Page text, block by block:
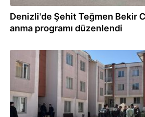
Denizli'de Şehit Teğmen Bekir
anma programı düzenlendi
19.04.2026